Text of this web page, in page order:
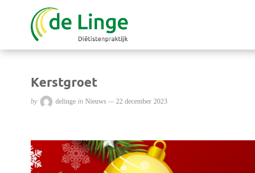
Kerstgroet
by delinge in Nieuws 22 december 2023